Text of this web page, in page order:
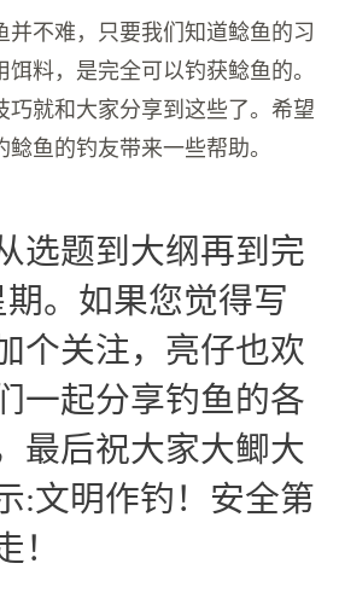
并不难，只要我们知道鲶鱼的习
料，是完全可以钓获鲶鱼的。
巧就和大家分享到这些了。希望
鱼的钓友带来一些帮助。
选题到大纲再到完
。如果您觉得写
个关注，亮仔也欢
一起分享钓鱼的各
最后祝大家大鲫大
:文明作钓！安全第
！